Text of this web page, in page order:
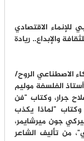
الاقتصادي
والإبداع.. ريادة
الاصطناعي الروح/
الفلسفة موليم
جرار، وكتاب "فن
وكتاب "لماذا يكذب
جون ميرشايمر،
من تأليف الشاعر